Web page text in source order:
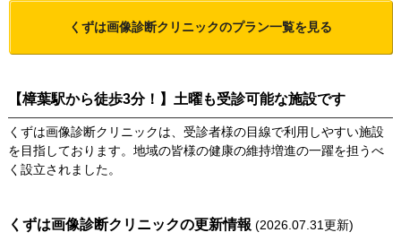
くずは画像診断クリニックのプラン一覧を見る
【樟葉駅から徒歩3分！】土曜も受診可能な施設です
くずは画像診断クリニックは、受診者様の目線で利用しやすい施設
を目指しております。地域の皆様の健康の維持増進の一躍を担うべ
く設立されました。
くずは画像診断クリニックの更新情報 (2026.07.31更新)